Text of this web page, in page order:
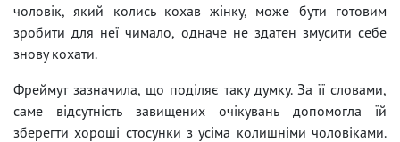
чоловік, який колись кохав жінку, може бути готовим
зробити для неї чимало, одначе не здатен змусити себе
знову кохати.
Фреймут зазначила, що поділяє таку думку. За її словами,
саме відсутність завищених очікувань допомогла їй
зберегти хороші стосунки з усіма колишніми чоловіками.